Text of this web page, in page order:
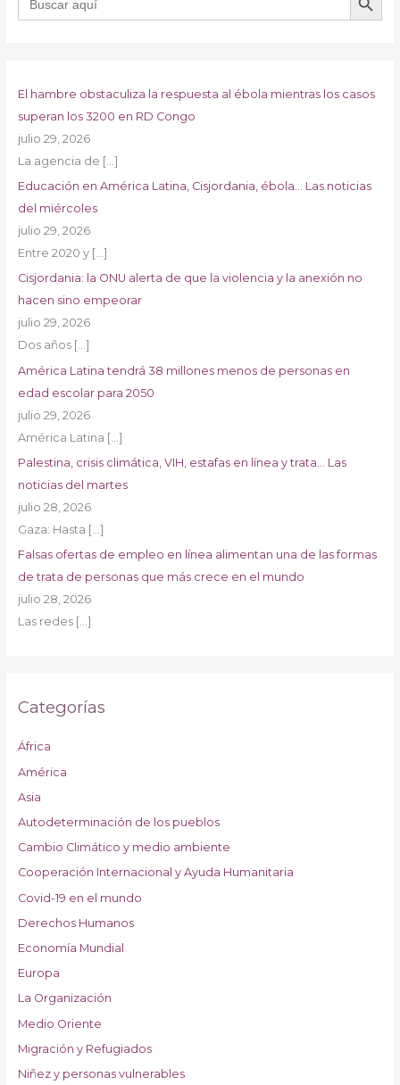
El hambre obstaculiza la respuesta al ébola mientras los casos
superan los 3200 en RD Congo
julio 29, 2026
La agencia de […]
Educación en América Latina, Cisjordania, ébola… Las noticias
del miércoles
julio 29, 2026
Entre 2020 y […]
Cisjordania: la ONU alerta de que la violencia y la anexión no
hacen sino empeorar
julio 29, 2026
Dos años […]
América Latina tendrá 38 millones menos de personas en
edad escolar para 2050
julio 29, 2026
América Latina […]
Palestina, crisis climática, VIH, estafas en línea y trata… Las
noticias del martes
julio 28, 2026
Gaza: Hasta […]
Falsas ofertas de empleo en línea alimentan una de las formas
de trata de personas que más crece en el mundo
julio 28, 2026
Las redes […]
Categorías
África
América
Asia
Autodeterminación de los pueblos
Cambio Climático y medio ambiente
Cooperación Internacional y Ayuda Humanitaria
Covid-19 en el mundo
Derechos Humanos
Economía Mundial
Europa
La Organización
Medio Oriente
Migración y Refugiados
Niñez y personas vulnerables